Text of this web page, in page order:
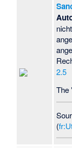
2.5
The
(